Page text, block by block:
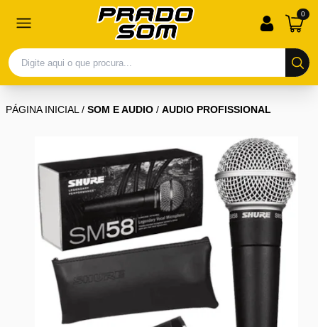
0
PÁGINA INICIAL/ SOM E AUDIO / AUDIO PROFISSIONAL